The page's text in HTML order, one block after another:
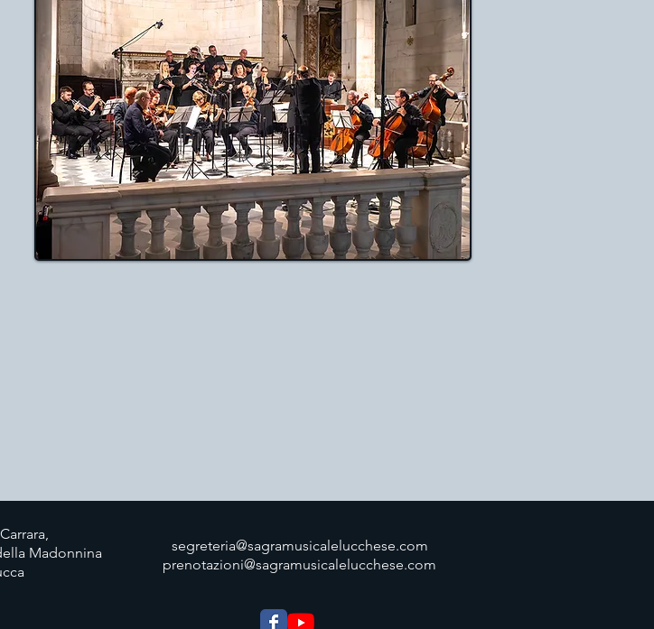
Madonnina
segreteria@sagramusicalelucchese.com
prenotazioni@sagramusicalelucchese.com